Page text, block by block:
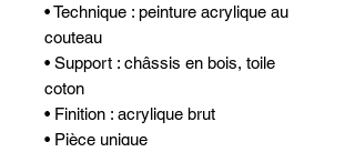
• Technique : peinture acrylique au
couteau
• Support : châssis en bois, toile
coton
• Finition : acrylique brut
• Pièce unique